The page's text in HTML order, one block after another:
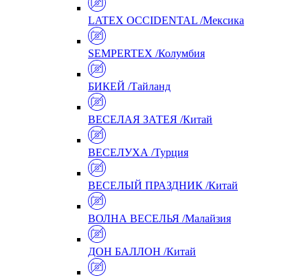
LATEX OCCIDENTAL /Мексика
SEMPERTEX /Колумбия
БИКЕЙ /Тайланд
ВЕСЕЛАЯ ЗАТЕЯ /Китай
ВЕСЕЛУХА /Турция
ВЕСЕЛЫЙ ПРАЗДНИК /Китай
ВОЛНА ВЕСЕЛЬЯ /Малайзия
ДОН БАЛЛОН /Китай